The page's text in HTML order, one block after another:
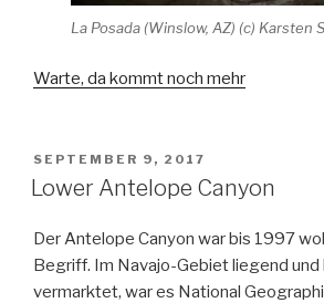
La Posada (Winslow, AZ) (c) Karsten
Warte, da kommt noch mehr
VERÖFFENTLICHT
AM
SEPTEMBER 9, 2017
Lower Antelope Canyon
Der Antelope Canyon war bis 1997
Begriff. Im Navajo-Gebiet liegend und
vermarktet, war es National